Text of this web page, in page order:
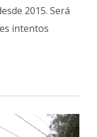
2015. Será
intentos